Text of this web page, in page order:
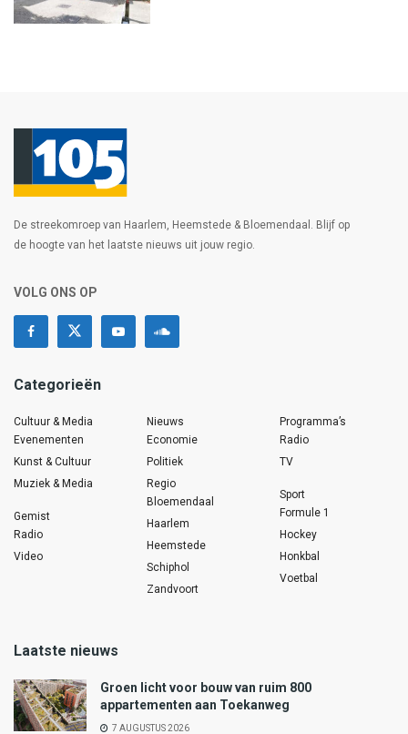
De streekomroep van Haarlem, Heemstede & Bloemendaal. Blijf op
de hoogte van het laatste nieuws uit jouw regio.
VOLG ONS OP
Categorieën
Cultuur & Media
Evenementen
Kunst & Cultuur
Muziek & Media
Gemist
Radio
Video
Nieuws
Economie
Politiek
Regio
Bloemendaal
Haarlem
Heemstede
Schiphol
Zandvoort
Programma’s
Radio
TV
Sport
Formule 1
Hockey
Honkbal
Voetbal
Laatste nieuws
Groen licht voor bouw van ruim 800
appartementen aan Toekanweg
7 AUGUSTUS 2026